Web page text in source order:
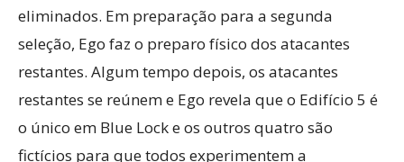
eliminados. Em preparação para a segunda
seleção, Ego faz o preparo físico dos atacantes
restantes. Algum tempo depois, os atacantes
restantes se reúnem e Ego revela que o Edifício 5 é
o único em Blue Lock e os outros quatro são
fictícios para que todos experimentem a